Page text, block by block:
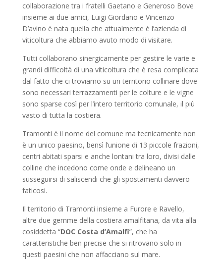
collaborazione tra i fratelli Gaetano e Generoso Bove
insieme ai due amici, Luigi Giordano e Vincenzo
D’avino è nata quella che attualmente è l’azienda di
viticoltura che abbiamo avuto modo di visitare.
Tutti collaborano sinergicamente per gestire le varie e
grandi difficoltà di una viticoltura che è resa complicata
dal fatto che ci troviamo su un territorio collinare dove
sono necessari terrazzamenti per le colture e le vigne
sono sparse così per l’intero territorio comunale, il più
vasto di tutta la costiera.
Tramonti è il nome del comune ma tecnicamente non
è un unico paesino, bensì l’unione di 13 piccole frazioni,
centri abitati sparsi e anche lontani tra loro, divisi dalle
colline che incedono come onde e delineano un
susseguirsi di saliscendi che gli spostamenti davvero
faticosi.
Il territorio di Tramonti insieme a Furore e Ravello,
altre due gemme della costiera amalfitana, da vita alla
cosiddetta “DOC Costa d’Amalfi”, che ha
caratteristiche ben precise che si ritrovano solo in
questi paesini che non affacciano sul mare.